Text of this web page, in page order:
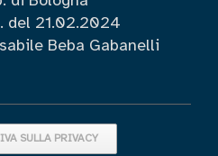
del 21.02.2024
Beba Gabanelli
SULLA PRIVACY